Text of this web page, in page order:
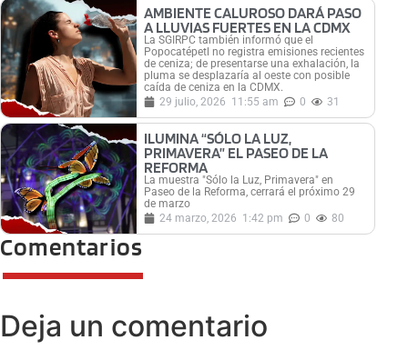
AMBIENTE CALUROSO DARÁ PASO
A LLUVIAS FUERTES EN LA CDMX
La SGIRPC también informó que el
Popocatépetl no registra emisiones recientes
de ceniza; de presentarse una exhalación, la
pluma se desplazaría al oeste con posible
caída de ceniza en la CDMX.
29 julio, 2026 11:55 am 0 31
ILUMINA “SÓLO LA LUZ,
PRIMAVERA” EL PASEO DE LA
REFORMA
La muestra "Sólo la Luz, Primavera" en
Paseo de la Reforma, cerrará el próximo 29
de marzo
24 marzo, 2026 1:42 pm 0 80
Comentarios
Deja un comentario